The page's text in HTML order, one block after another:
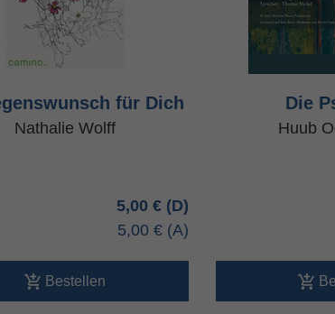
für Dich
Nathalie Wolff
5,00 €
5,00 €
Bestellen
Die
Huub